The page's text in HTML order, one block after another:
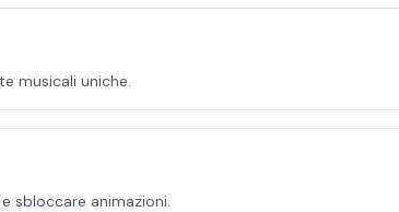
musicali uniche.
sbloccare animazioni.